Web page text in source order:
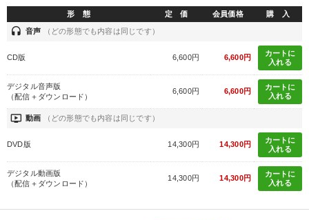
形 態 定 価 会員価格 購 入
headset 音声 （どの形態でも内容は同じです）
CD版 6,600円 6,600円
カートに
入れる
デジタル音声版
（配信＋ダウンロード）
6,600円 6,600円
カートに
入れる
ondemand_video 動画 （どの形態でも内容は同じです）
DVD版 14,300円 14,300円
カートに
入れる
デジタル動画版
（配信＋ダウンロード）
14,300円 14,300円
カートに
入れる